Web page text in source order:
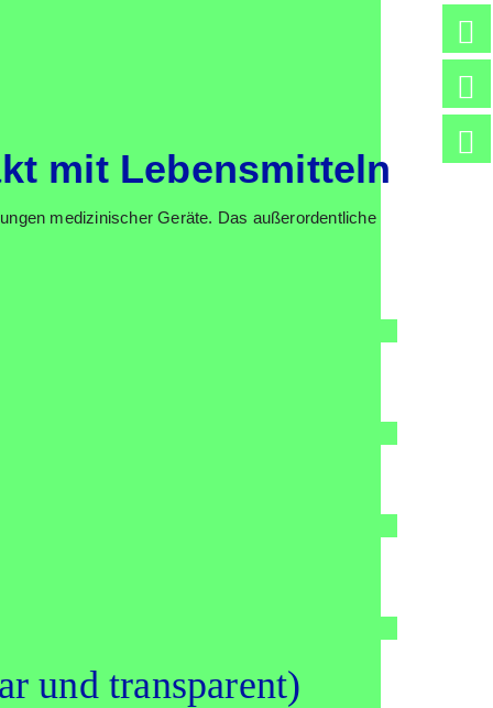
mit Lebens­mit­teln
medi­zi­ni­scher Gerä­te. Das außer­or­dent­li­che
und trans­pa­rent)